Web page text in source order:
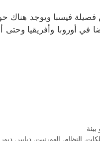
في أوروبا وأفريقيا وحتى
, النظام, الهورنيت, دبابير , دبور